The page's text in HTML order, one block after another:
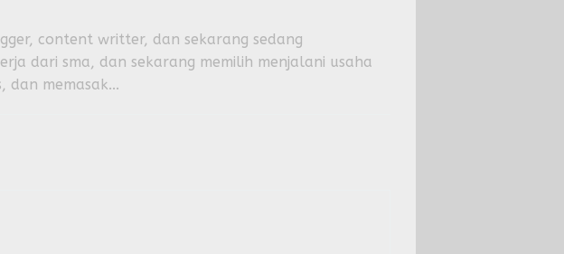
content writter, dan sekarang sedang
dari sma, dan sekarang memilih menjalani usaha
dan memasak...